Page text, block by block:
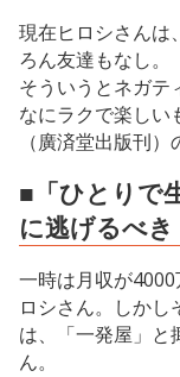
現在ヒロシさんは
ろん友達もなし。
そういうとネガテ
なにラクで楽しい
（廣済堂出版刊）
■「ひとりで
に逃げるべき
一時は月収が
ロシさん。しかし
は、「一発屋」と
ん。